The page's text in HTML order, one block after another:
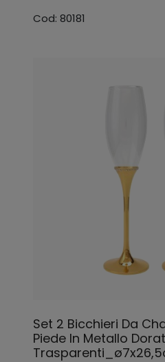
Cod: 80181
Set 2 Bicchieri Da
Piede In Metallo